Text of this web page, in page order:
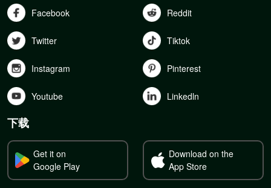
Facebook Reddit
Twitter Tiktok
Instagram Pinterest
Youtube Linkedln
下载
Get it on
Google Play
Download on the
App Store